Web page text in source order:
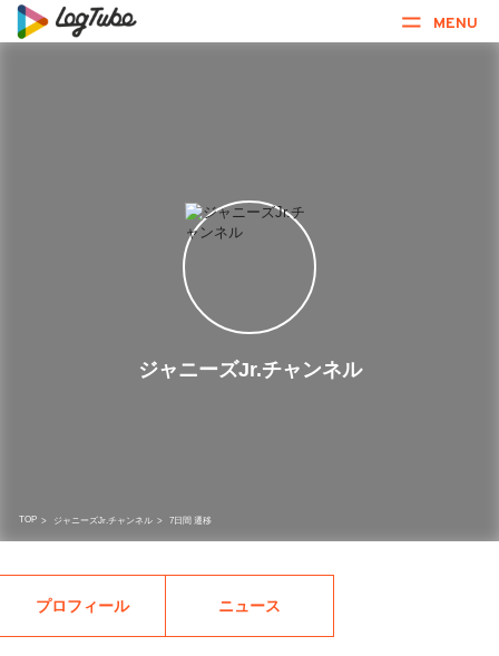
MENU
ジャニーズJr.チャンネル
TOP > ジャニーズJr.チャンネル > 7日間 遷移
プロフィール ニュース